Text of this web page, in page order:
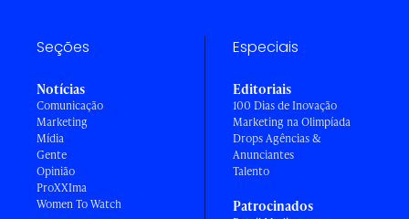
Seções
Notícias
Comunicação
Marketing
Mídia
Gente
Opinião
ProXXIma
Women To Watch
Especiais
Editoriais
100 Dias de Inovação
Marketing na Olimpíada
Drops Agências &
Anunciantes
Talento
Patrocinados